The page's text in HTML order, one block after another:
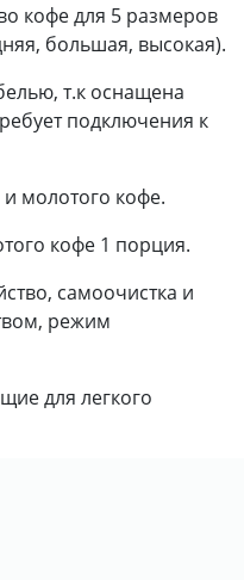
кофе для 5 размеров
большая, высокая).
т.к оснащена
подключения к
и молотого кофе.
кофе 1 порция.
самоочистка и
режим
для легкого